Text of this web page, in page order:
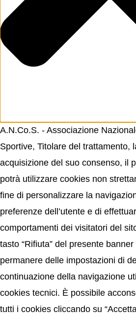
A.N.Co.S. - Associazione
Sportive, Titolare del trattamento,
acquisizione del suo consenso, il
potrà utilizzare cookies non
fine di personalizzare la
preferenze dell’utente e di
comportamenti dei visitatori del
tasto “Rifiuta” del presente
permanere delle impostazioni di
continuazione della navigazione
cookies tecnici. È possibile
tutti i cookies cliccando su